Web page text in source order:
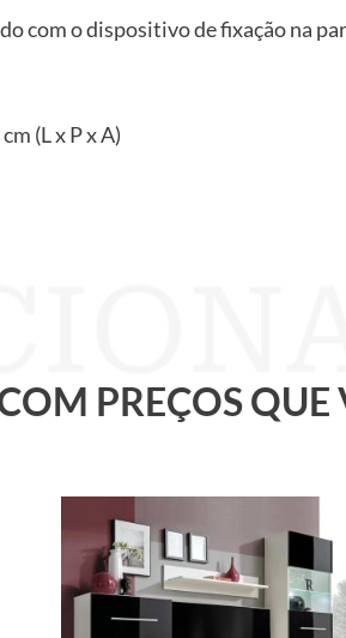
com o dispositivo de fixação na
(L x P x A)
PREÇOS